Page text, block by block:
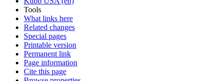
Tools
What links here
Related changes
Special pages
Printable version
Permanent link
Page information
Cite this page